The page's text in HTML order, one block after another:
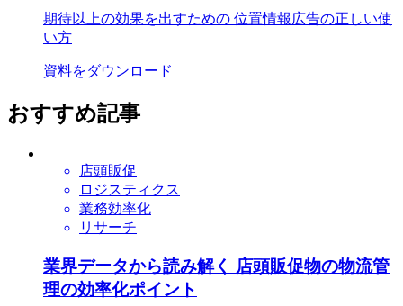
期待以上の効果を出すための 位置情報広告の正しい使
い方
資料をダウンロード
おすすめ記事
店頭販促
ロジスティクス
業務効率化
リサーチ
業界データから読み解く 店頭販促物の物流管
理の効率化ポイント